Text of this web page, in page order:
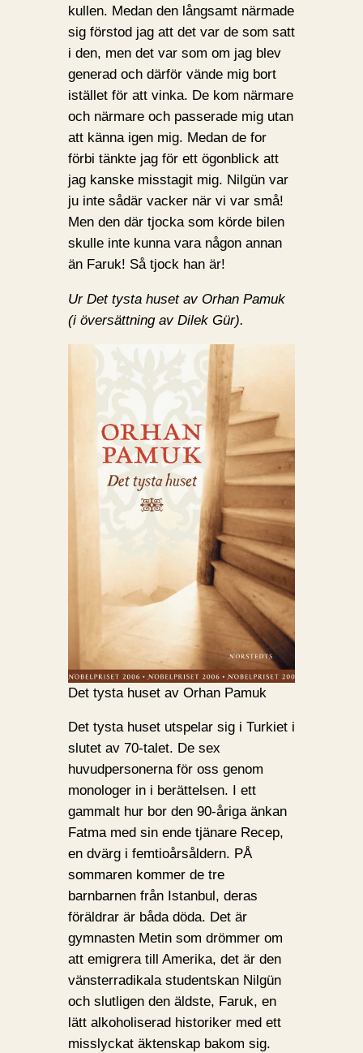
kullen. Medan den långsamt närmade
sig förstod jag att det var de som satt
i den, men det var som om jag blev
generad och därför vände mig bort
istället för att vinka. De kom närmare
och närmare och passerade mig utan
att känna igen mig. Medan de for
förbi tänkte jag för ett ögonblick att
jag kanske misstagit mig. Nilgün var
ju inte sådär vacker när vi var små!
Men den där tjocka som körde bilen
skulle inte kunna vara någon annan
än Faruk! Så tjock han är!
Ur Det tysta huset av Orhan Pamuk
(i översättning av Dilek Gür).
Det tysta huset av Orhan Pamuk
Det tysta huset utspelar sig i Turkiet i
slutet av 70-talet. De sex
huvudpersonerna för oss genom
monologer in i berättelsen. I ett
gammalt hur bor den 90-åriga änkan
Fatma med sin ende tjänare Recep,
en dvärg i femtioårsåldern. PÅ
sommaren kommer de tre
barnbarnen från Istanbul, deras
föräldrar är båda döda. Det är
gymnasten Metin som drömmer om
att emigrera till Amerika, det är den
vänsterradikala studentskan Nilgün
och slutligen den äldste, Faruk, en
lätt alkoholiserad historiker med ett
misslyckat äktenskap bakom sig.